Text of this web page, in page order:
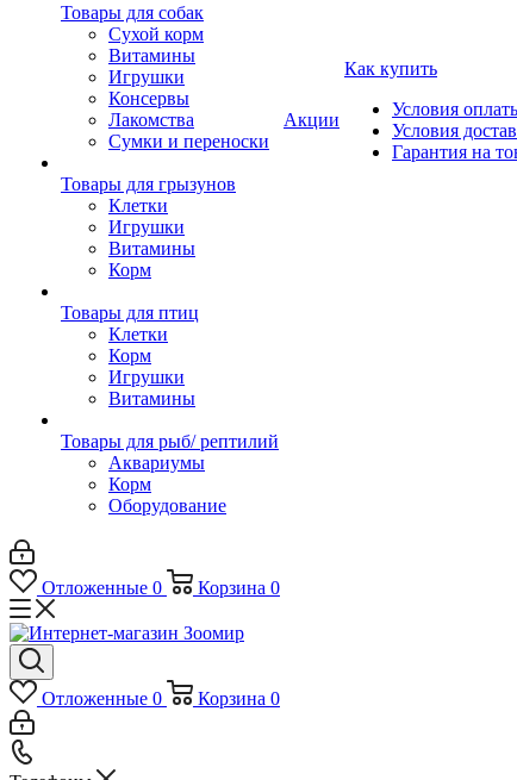
Товары для собак
Cухой корм
Витамины
Игрушки
Консервы
Лакомства
Сумки и переноски
Товары для грызунов
Клетки
Игрушки
Витамины
Корм
Товары для птиц
Клетки
Корм
Игрушки
Витамины
Товары для рыб/ рептилий
Аквариумы
Корм
Оборудование
Акции
Как купить
Условия
Условия
Гарантия на
Отложенные 0 Корзина 0
Отложенные 0 Корзина 0